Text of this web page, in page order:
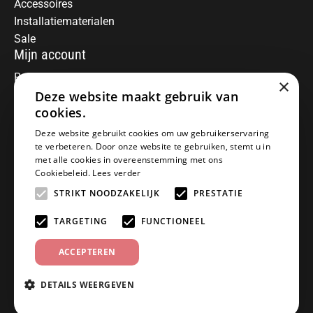
Accessoires
Installatiematerialen
Sale
Mijn account
Registreren
Mijn bestellingen
Informatie
Over ons
Algemene voorwaarden
Disclaimer
Privacy Policy
Betaalmethoden
Retourneren
Klantenservice
Offerte aanvragen
Contact
×
Deze website maakt gebruik van
cookies.
Deze website gebruikt cookies om uw gebruikerservaring
te verbeteren. Door onze website te gebruiken, stemt u in
met alle cookies in overeenstemming met ons
Cookiebeleid. Lees verder
STRIKT NOODZAKELIJK
PRESTATIE
TARGETING FUNCTIONEEL
ACCEPTEREN
DETAILS WEERGEVEN